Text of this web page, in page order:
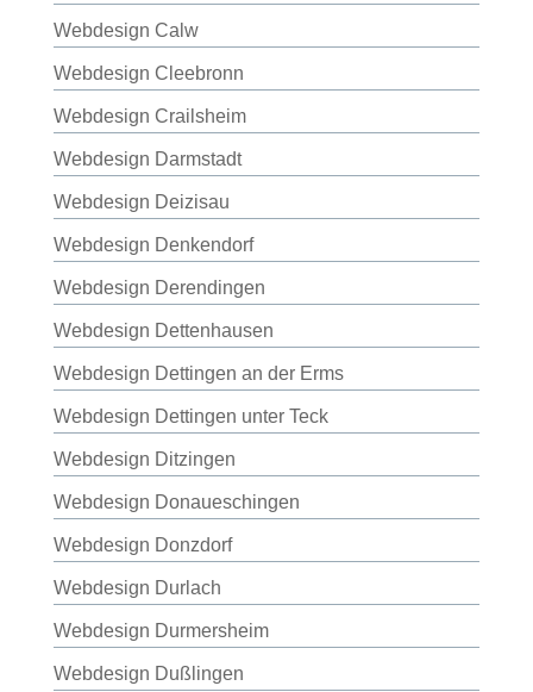
Webdesign Calw
Webdesign Cleebronn
Webdesign Crailsheim
Webdesign Darmstadt
Webdesign Deizisau
Webdesign Denkendorf
Webdesign Derendingen
Webdesign Dettenhausen
Webdesign Dettingen an der Erms
Webdesign Dettingen unter Teck
Webdesign Ditzingen
Webdesign Donaueschingen
Webdesign Donzdorf
Webdesign Durlach
Webdesign Durmersheim
Webdesign Dußlingen